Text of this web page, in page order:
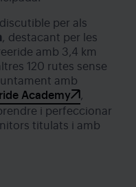
per als
, destacant per les
amb 3,4 km
120 rutes sense
amb
Academy
,
i perfeccionar
titulats i amb